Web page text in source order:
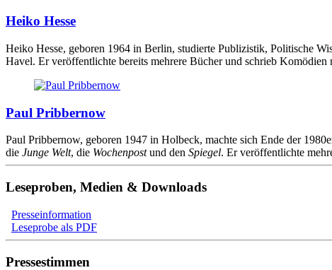
Heiko Hesse
Heiko Hesse, geboren 1964 in Berlin, studierte Publizistik, Politische
Havel. Er veröffentlichte bereits mehrere Bücher und schrieb
Paul Pribbernow
Paul Pribbernow, geboren 1947 in Holbeck, machte sich Ende der
die Junge Welt, die Wochenpostund den Spiegel. Er veröffentlichte
Leseproben, Medien & Downloads
Presseinformation
Leseprobe als PDF
Pressestimmen